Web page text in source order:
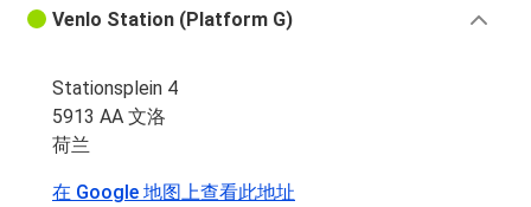
Venlo Station (Platform G)
Stationsplein 4
5913 AA 文洛
荷兰
在 Google 地图上查看此地址